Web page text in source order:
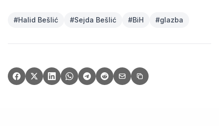
#Halid Bešlić #Sejda Bešlić #BiH #glazba